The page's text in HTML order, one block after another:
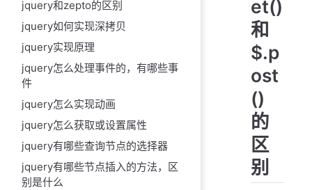
jquery和zepto的区别
jquery如何实现深拷贝
jquery实现原理
jquery怎么处理事件的，有哪些事
件
jquery怎么实现动画
jquery怎么获取或设置属性
jquery有哪些查询节点的选择器
jquery有哪些节点插入的方法，区
别是什么
et()
和
$.p
ost
()
的
区
别